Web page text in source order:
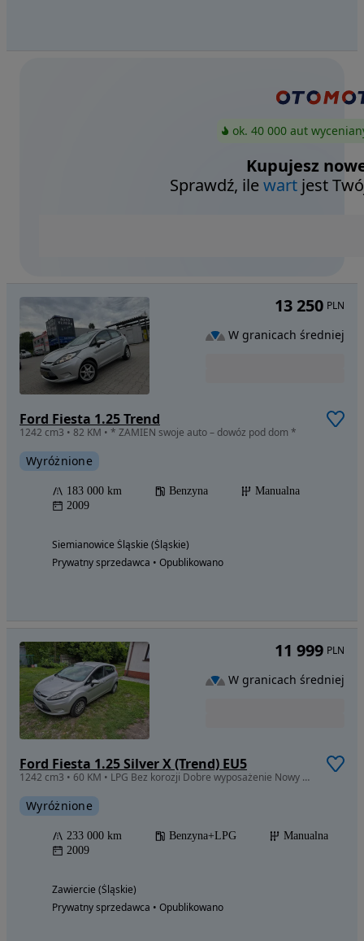
ok. 40 000 aut
Kupujesz
Sprawdź, ilewart jest
Ford Fiesta 1.25 Trend
1242 cm3 • 82 KM • * ZAMIEN swoje auto – dowóz pod dom *
Wyróżnione
183 000 km Benzyna
Manualna
2009
Siemianowice Śląskie (Śląskie)
Prywatny sprzedawca • Opublikowano
13 250 PLN
W granicach średniej
Ford Fiesta 1.25 Silver X (Trend) EU5
1242 cm3 • 60 KM • LPG Bez korozji Dobre wyposażenie Nowy przegląd Oferta prywatna
Wyróżnione
233 000 km Benzyna+LPG
Manualna
2009
Zawiercie (Śląskie)
Prywatny sprzedawca • Opublikowano
11 999 PLN
W granicach średniej